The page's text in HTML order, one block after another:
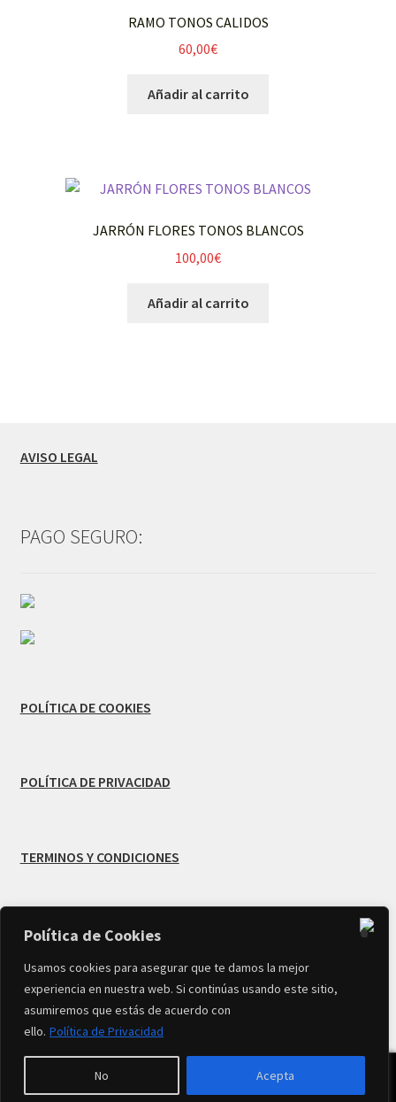
Política de Cookies
Usamos cookies para asegurar que te damos la mejor
experiencia en nuestra web. Si continúas usando este sitio,
asumiremos que estás de acuerdo con
ello. Política de Privacidad
No Acepta
RAMO TONOS CALIDOS
60,00€
Añadir al carrito
JARRÓN FLORES TONOS BLANCOS
100,00€
Añadir al carrito
AVISO LEGAL
PAGO SEGURO:
POLÍTICA DE COOKIES
POLÍTICA DE PRIVACIDAD
TERMINOS Y CONDICIONES
© Creado porMB Infodesign-
Copyright 2026 TIENDA MARIVí FLORES All Rights
Reserved
Buscar
Buscar